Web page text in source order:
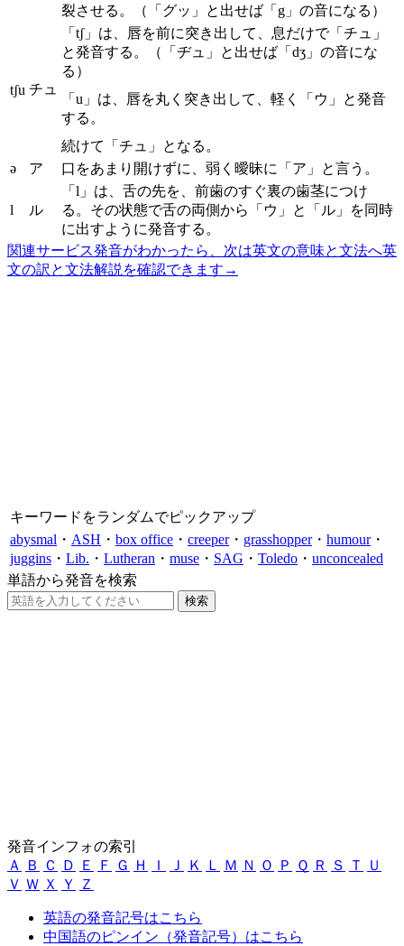
裂させる。（「グッ」と出せば「g」の音になる）
tʃu チュ
「tʃ」は、唇を前に突き出して、息だけで「チュ」
と発音する。（「ヂュ」と出せば「dʒ」の音にな
る）
「u」は、唇を丸く突き出して、軽く「ウ」と発音
する。
続けて「チュ」となる。
ə
ア 口をあまり開けずに、弱く曖昧に「ア」と言う。
l ル
「l」は、舌の先を、前歯のすぐ裏の歯茎につけ
る。その状態で舌の両側から「ウ」と「ル」を同時
に出すように発音する。
関連サービス発音がわかったら、次は英文の意味と文法へ英
文の訳と文法解説を確認できます →
キーワードをランダムでピックアップ
abysmal ・ ASH ・ box office ・ creeper・ grasshopper・ humour・
juggins ・ Lib. ・ Lutheran ・ muse ・ SAG ・ Toledo ・ unconcealed
単語から発音を検索
発音インフォの索引
Ａ
Ｂ Ｃ Ｄ Ｅ Ｆ Ｇ Ｈ Ｉ Ｊ Ｋ Ｌ Ｍ Ｎ Ｏ Ｐ Ｑ Ｒ Ｓ Ｔ
Ｕ
Ｖ Ｗ Ｘ Ｙ Ｚ
英語の発音記号はこちら
中国語のピンイン（発音記号）はこちら